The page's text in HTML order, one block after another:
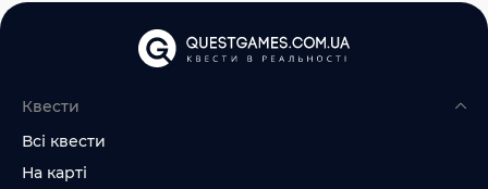
Квести
Всі квести
На карті